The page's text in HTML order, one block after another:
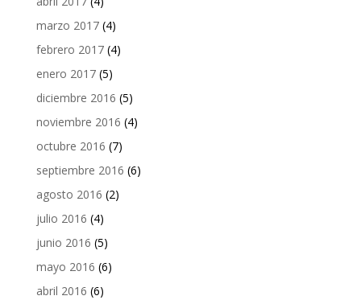
marzo 2017(4)
febrero 2017(4)
enero 2017(5)
diciembre 2016 (5)
noviembre 2016 (4)
octubre 2016 (7)
septiembre 2016 (6)
agosto 2016 (2)
julio 2016 (4)
junio 2016 (5)
mayo 2016 (6)
abril 2016 (6)